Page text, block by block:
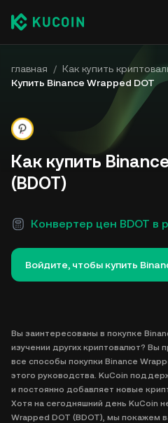
главная / Как купить
Купить Binance Wrapped DOT
Как купить
(BDOT)
Конвертер цен BDOT в
Войдите, чтобы купить
Вы заинтересованы в покупке
изучении других криптовалют? Вы
все способы покупки Binance
этого руководства. KuCoin
и постоянно добавляет новые
Хотя на сегодняшний день KuCoin
Wrapped DOT (BDOT), мы покажем